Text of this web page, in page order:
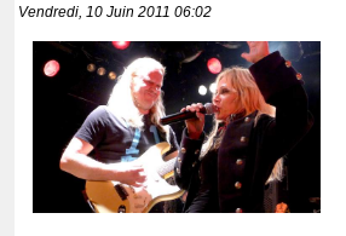
Vendredi, 10 Juin 2011 06:02